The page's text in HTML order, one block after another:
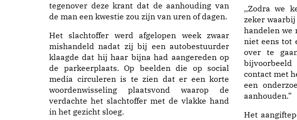
tegenover deze krant dat de aanhouding van
de man een kwestie zou zijn van uren of dagen.
Het slachtoffer werd afgelopen week zwaar
mishandeld nadat zij bij een autobestuurder
klaagde dat hij haar bijna had aangereden op
de parkeerplaats. Op beelden die op social
media circuleren is te zien dat er een korte
woordenwisseling plaatsvond waarop de
verdachte het slachtoffer met de vlakke hand
in het gezicht sloeg.
,,Zodra we
zeker waarbij
handelen we
niet eens tot
over te
contact met
een
aanhouden.”
Het